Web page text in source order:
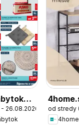
26.08.2026
od stredy